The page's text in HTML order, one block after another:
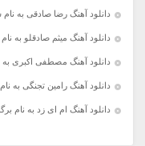
دانلود آهنگ رضا صادقی به
دانلود آهنگ میثم صادقلو به
دانلود آهنگ مصطفی اکبری به
دانلود آهنگ رامین تجنگی به
دانلود آهنگ ام ای زد به نام